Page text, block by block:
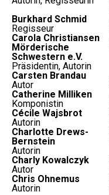
Burkhard Schmid
Regisseur
Carola Christiansen
Mörderische
Schwestern e.V.
Präsidentin, Autorin
Carsten Brandau
Autor
Catherine Milliken
Komponistin
Cécile Wajsbrot
Autorin
Charlotte Drews-
Bernstein
Autorin
Charly Kowalczyk
Autor
Chris Ohnemus
Autorin